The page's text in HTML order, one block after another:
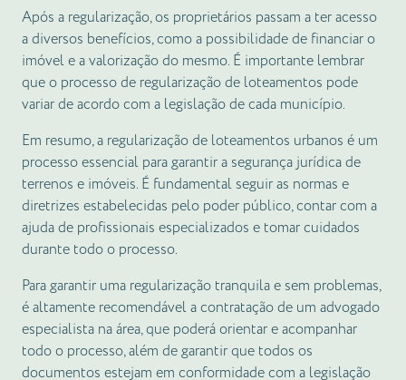
Após a regularização, os proprietários passam a ter acesso
a diversos benefícios, como a possibilidade de financiar o
imóvel e a valorização do mesmo. É importante lembrar
que o processo de regularização de loteamentos pode
variar de acordo com a legislação de cada município.
Em resumo, a regularização de loteamentos urbanos é um
processo essencial para garantir a segurança jurídica de
terrenos e imóveis. É fundamental seguir as normas e
diretrizes estabelecidas pelo poder público, contar com a
ajuda de profissionais especializados e tomar cuidados
durante todo o processo.
Para garantir uma regularização tranquila e sem problemas,
é altamente recomendável a contratação de um advogado
especialista na área, que poderá orientar e acompanhar
todo o processo, além de garantir que todos os
documentos estejam em conformidade com a legislação